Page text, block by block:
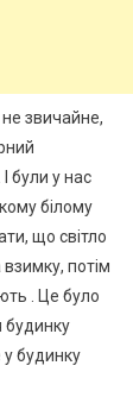
звичайне,
були у нас
білому
що світло
потім
. Це було
будинку
будинку